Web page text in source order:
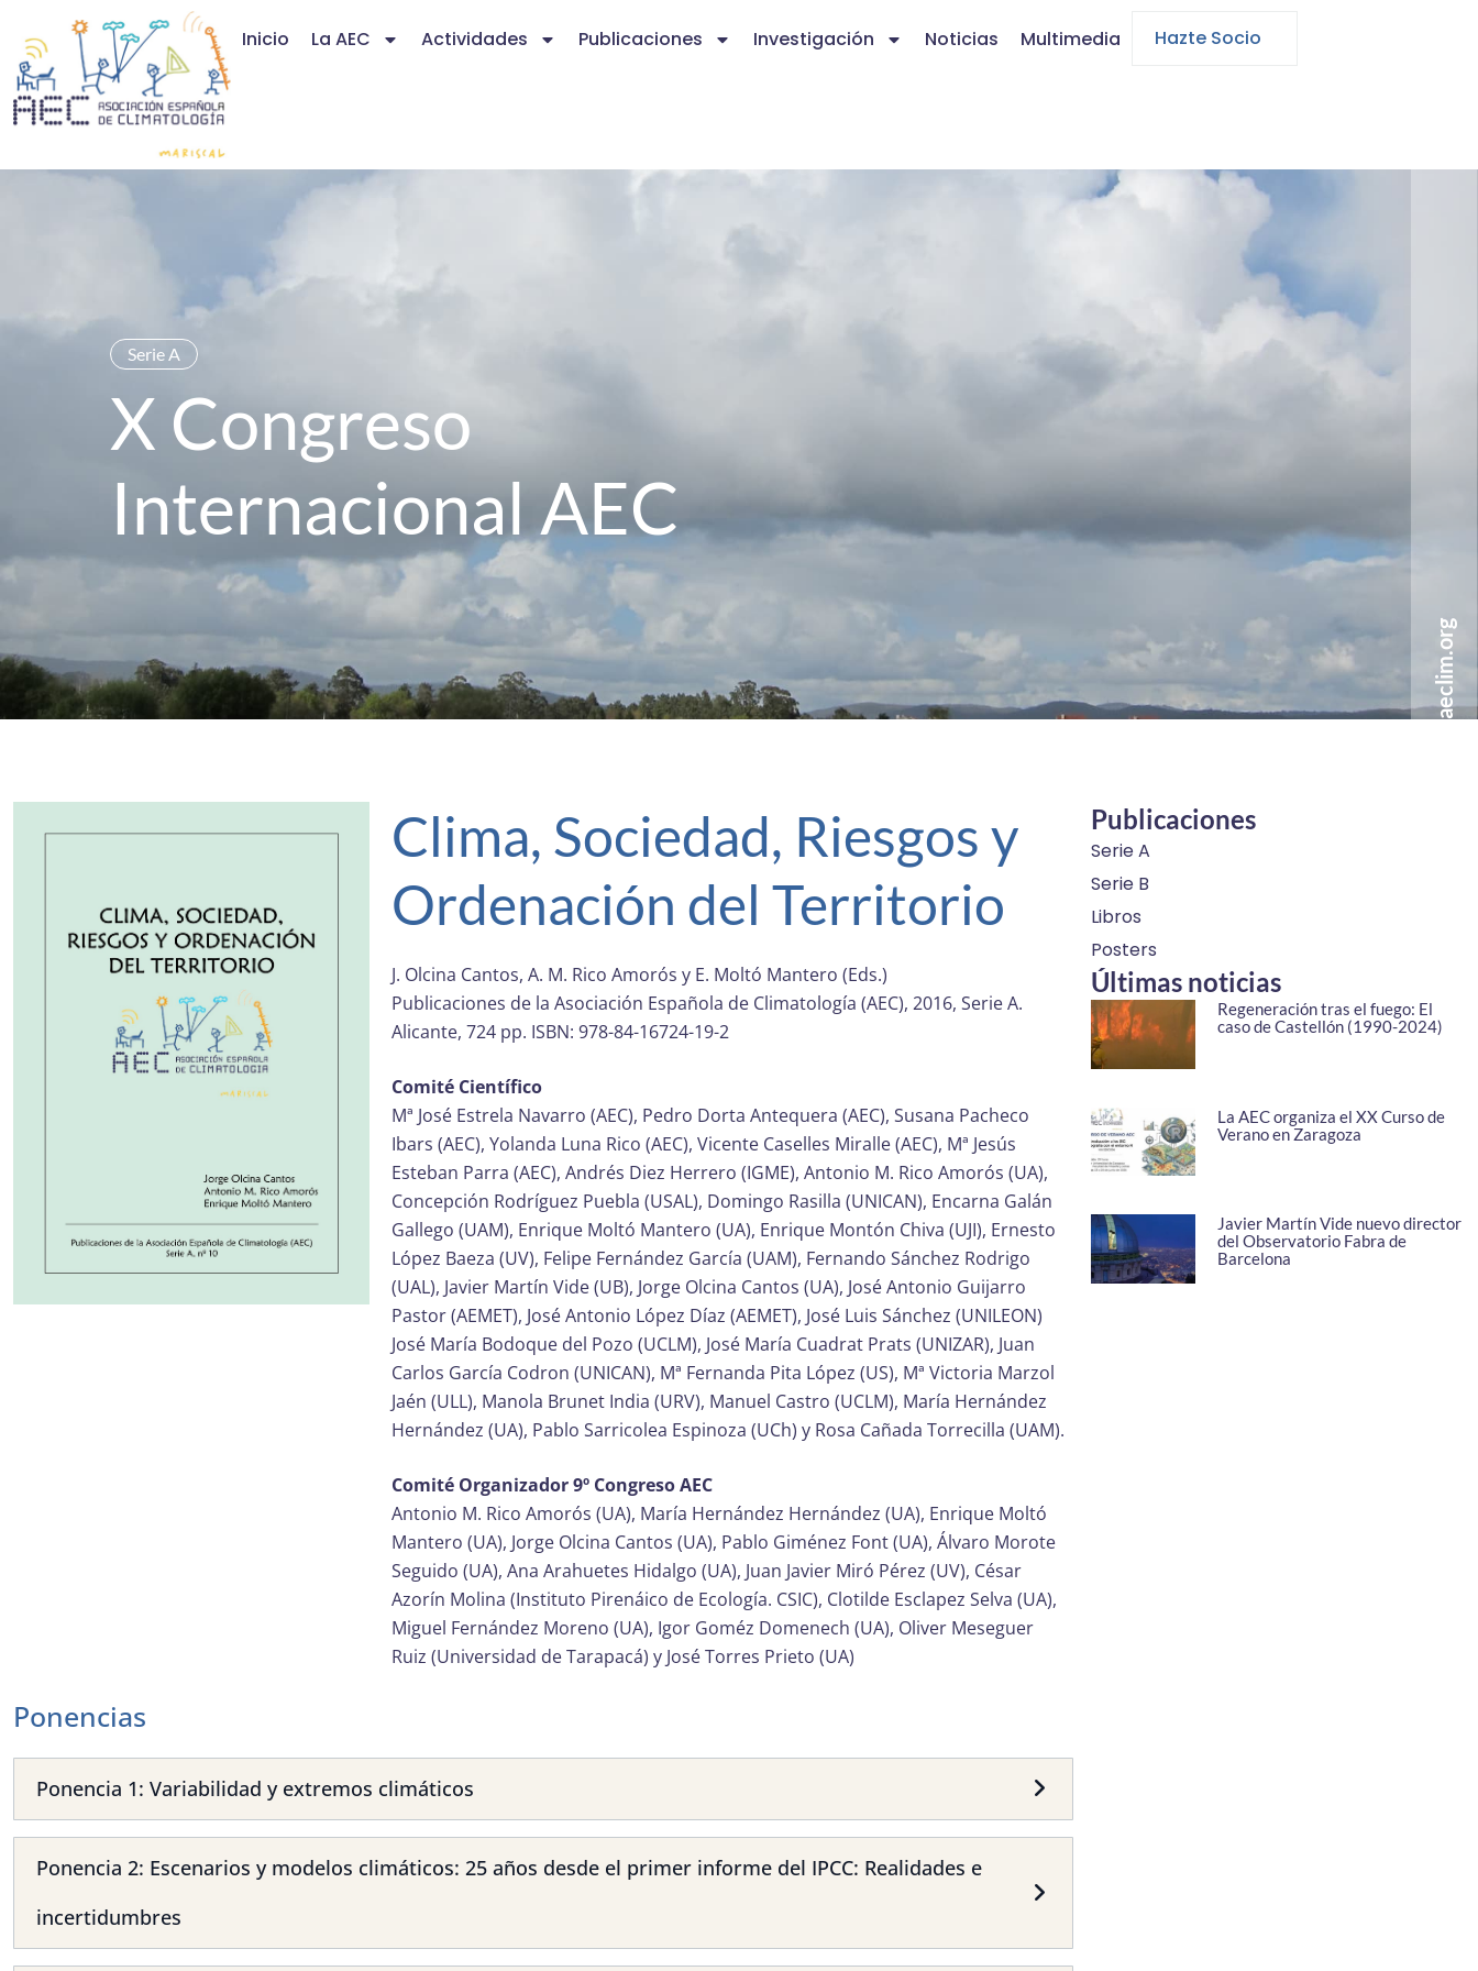
Inicio La AEC Actividades Publicaciones Investigación Noticias Multimedia Hazte Socio
Serie A
X Congreso
Internacional AEC
info@aeclim.org
Clima, Sociedad, Riesgos y
Ordenación del Territorio
J. Olcina Cantos, A. M. Rico Amorós y E. Moltó Mantero (Eds.)
Publicaciones de la Asociación Española de Climatología (AEC), 2016, Serie A.
Alicante, 724 pp. ISBN: 978-84-16724-19-2
Comité Científico
Mª José Estrela Navarro (AEC), Pedro Dorta Antequera (AEC), Susana Pacheco
Ibars (AEC), Yolanda Luna Rico (AEC), Vicente Caselles Miralle (AEC), Mª Jesús
Esteban Parra (AEC), Andrés Diez Herrero (IGME), Antonio M. Rico Amorós (UA),
Concepción Rodríguez Puebla (USAL), Domingo Rasilla (UNICAN), Encarna Galán
Gallego (UAM), Enrique Moltó Mantero (UA), Enrique Montón Chiva (UJI), Ernesto
López Baeza (UV), Felipe Fernández García (UAM), Fernando Sánchez Rodrigo
(UAL), Javier Martín Vide (UB), Jorge Olcina Cantos (UA), José Antonio Guijarro
Pastor (AEMET), José Antonio López Díaz (AEMET), José Luis Sánchez (UNILEON)
José María Bodoque del Pozo (UCLM), José María Cuadrat Prats (UNIZAR), Juan
Carlos García Codron (UNICAN), Mª Fernanda Pita López (US), Mª Victoria Marzol
Jaén (ULL), Manola Brunet India (URV), Manuel Castro (UCLM), María Hernández
Hernández (UA), Pablo Sarricolea Espinoza (UCh) y Rosa Cañada Torrecilla (UAM).
Comité Organizador 9º Congreso AEC
Antonio M. Rico Amorós (UA), María Hernández Hernández (UA), Enrique Moltó
Mantero (UA), Jorge Olcina Cantos (UA), Pablo Giménez Font (UA), Álvaro Morote
Seguido (UA), Ana Arahuetes Hidalgo (UA), Juan Javier Miró Pérez (UV), César
Azorín Molina (Instituto Pirenáico de Ecología. CSIC), Clotilde Esclapez Selva (UA),
Miguel Fernández Moreno (UA), Igor Goméz Domenech (UA), Oliver Meseguer
Ruiz (Universidad de Tarapacá) y José Torres Prieto (UA)
Ponencias
Ponencia 1: Variabilidad y extremos climáticos
Ponencia 2: Escenarios y modelos climáticos: 25 años desde el primer informe del IPCC: Realidades e
incertidumbres
Publicaciones
Serie A
Serie B
Libros
Posters
Últimas noticias
Regeneración tras el fuego: El
caso de Castellón (1990-2024)
La AEC organiza el XX Curso de
Verano en Zaragoza
Javier Martín Vide nuevo director
del Observatorio Fabra de
Barcelona